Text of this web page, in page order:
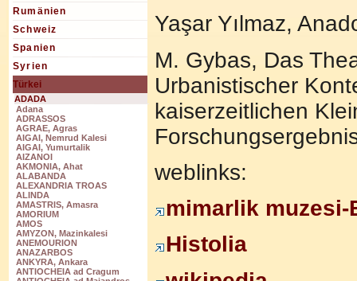
Rumänien
Schweiz
Spanien
Syrien
Türkei
ADADA
Adana
ADRASSOS
AGRAE, Agras
AIGAI, Nemrud Kalesi
AIGAI, Yumurtalik
AIZANOI
AKMONIA, Ahat
ALABANDA
ALEXANDRIA TROAS
ALINDA
AMASTRIS, Amasra
AMORIUM
AMOS
AMYZON, Mazinkalesi
ANEMOURION
ANAZARBOS
ANKYRA, Ankara
ANTIOCHEIA ad Cragum
Yaşar Yılmaz,
M. Gybas, Das
Urbanistischer
kaiserzeitlichen
weblinks:
mimarlik muzesi-
Histolia